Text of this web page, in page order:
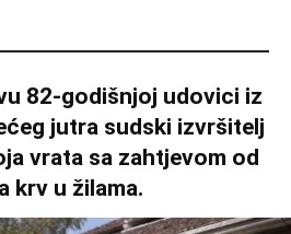
82-godišnjoj udovici iz
jutra sudski izvršitelj
vrata sa zahtjevom od
krv u žilama.